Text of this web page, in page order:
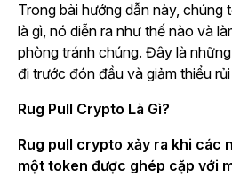
Trong bài hướng dẫn này, chúng
là gì, nó diễn ra như thế nào và
phòng tránh chúng. Đây là
đi trước đón đầu và giảm thiểu
Rug Pull Crypto Là Gì?
Rug pull crypto xảy ra khi các
một token được ghép cặp với